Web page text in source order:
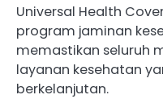
Universal Health
program jaminan
memastikan seluruh
layanan kesehatan
berkelanjutan.